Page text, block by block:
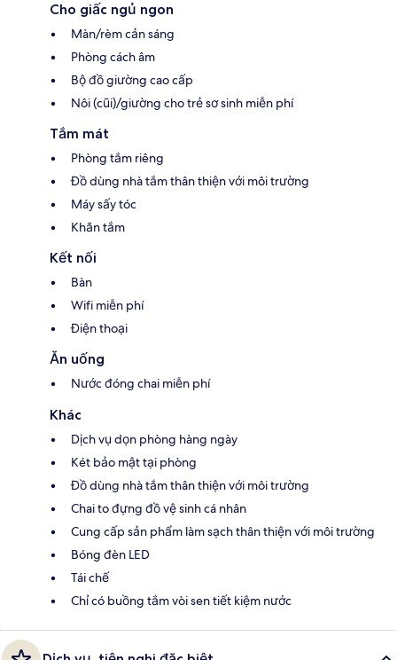
Cho giấc ngủ ngon
Màn/rèm cản sáng
Phòng cách âm
Bộ đồ giường cao cấp
Nôi (cũi)/giường cho trẻ sơ sinh miễn phí
Tắm mát
Phòng tắm riêng
Đồ dùng nhà tắm thân thiện với môi trường
Máy sấy tóc
Khăn tắm
Kết nối
Bàn
Wifi miễn phí
Điện thoại
Ăn uống
Nước đóng chai miễn phí
Khác
Dịch vụ dọn phòng hàng ngày
Két bảo mật tại phòng
Đồ dùng nhà tắm thân thiện với môi trường
Chai to đựng đồ vệ sinh cá nhân
Cung cấp sản phẩm làm sạch thân thiện với môi trường
Bóng đèn LED
Tái chế
Chỉ có buồng tắm vòi sen tiết kiệm nước